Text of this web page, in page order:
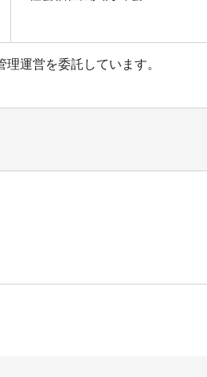
運営を委託しています。